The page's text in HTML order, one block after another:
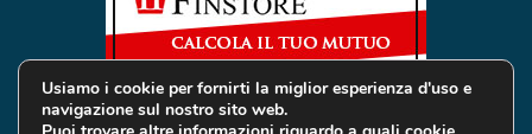
Usiamo i cookie per fornirti la miglior esperienza d'uso e
navigazione sul nostro sito web.